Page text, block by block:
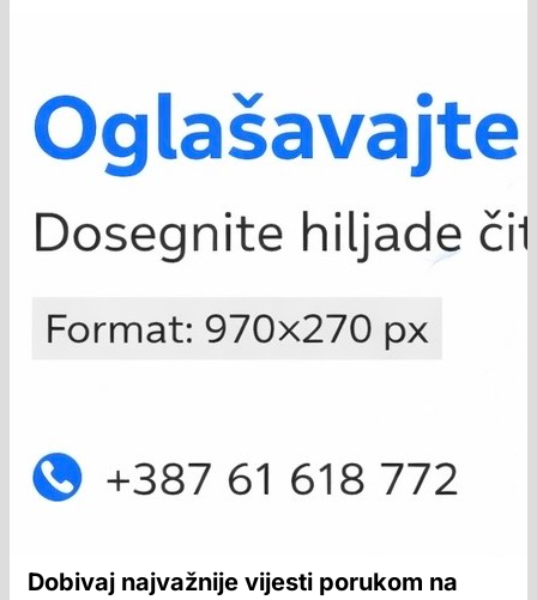
Dobivaj najvažnije vijesti porukom na